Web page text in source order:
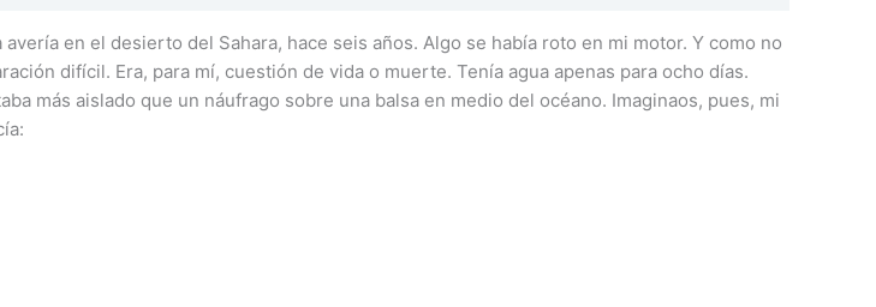
en el desierto del Sahara, hace seis años. Algo se había roto en mi motor. Y como no
difícil. Era, para mí, cuestión de vida o muerte. Tenía agua apenas para ocho días.
más aislado que un náufrago sobre una balsa en medio del océano. Imaginaos, pues, mi